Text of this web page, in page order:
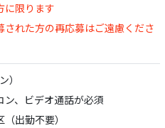
に限ります
された方の再応募はご遠慮くださ
）
、ビデオ通話が必須
出勤不要）